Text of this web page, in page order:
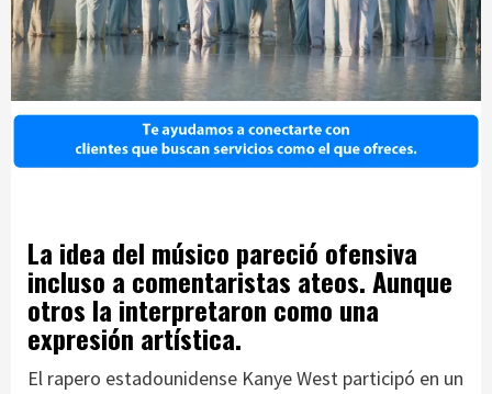
La idea del músico pareció ofensiva
incluso a comentaristas ateos. Aunque
otros la interpretaron como una
expresión artística.
El rapero estadounidense Kanye West participó en un